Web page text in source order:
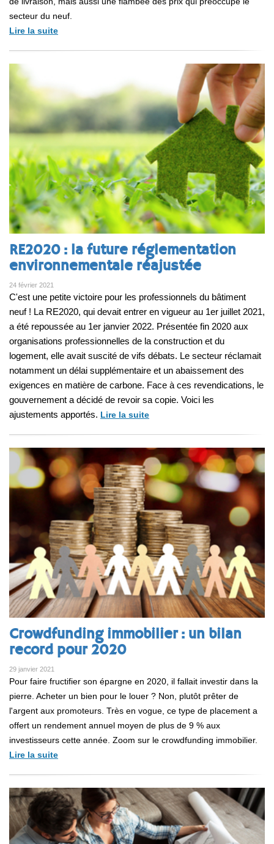
secteur du neuf.
Lire la suite
RE2020 : la future réglementation
environnementale réajustée
24 février 2021
C'est une petite victoire pour les professionnels du bâtiment
neuf ! La RE2020, qui devait entrer en vigueur au 1er juillet 2021,
a été repoussée au 1er janvier 2022. Présentée fin 2020 aux
organisations professionnelles de la construction et du
logement, elle avait suscité de vifs débats. Le secteur réclamait
notamment un délai supplémentaire et un abaissement des
exigences en matière de carbone. Face à ces revendications, le
gouvernement a décidé de revoir sa copie. Voici les
ajustements apportés. Lire la suite
Crowdfunding immobilier : un bilan
record pour 2020
29 janvier 2021
Pour faire fructifier son épargne en 2020, il fallait investir dans la
pierre. Acheter un bien pour le louer ? Non, plutôt prêter de
l'argent aux promoteurs. Très en vogue, ce type de placement a
offert un rendement annuel moyen de plus de 9 % aux
investisseurs cette année. Zoom sur le crowdfunding immobilier.
Lire la suite